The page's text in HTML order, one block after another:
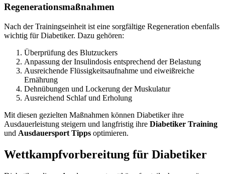
Regenerationsmaßnahmen
Nach der Trainingseinheit ist eine sorgfältige Regeneration ebenfalls
wichtig für Diabetiker. Dazu gehören:
Überprüfung des Blutzuckers
Anpassung der Insulindosis entsprechend der Belastung
Ausreichende Flüssigkeitsaufnahme und eiweißreiche
Ernährung
Dehnübungen und Lockerung der Muskulatur
Ausreichend Schlaf und Erholung
Mit diesen gezielten Maßnahmen können Diabetiker ihre
Ausdauerleistung steigern und langfristig ihre Diabetiker Training
und Ausdauersport Tipps optimieren.
Wettkampfvorbereitung für Diabetiker